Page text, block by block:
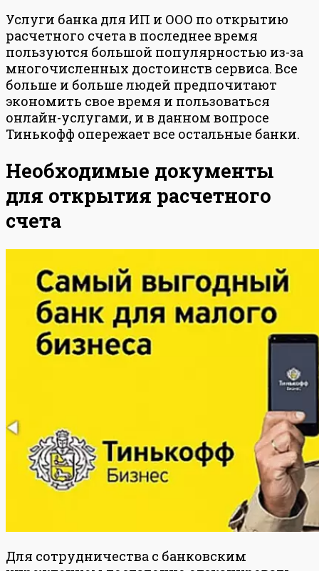
Услуги банка для ИП и ООО по открытию
расчетного счета в последнее время
пользуются большой популярностью из-за
многочисленных достоинств сервиса. Все
больше и больше людей предпочитают
экономить свое время и пользоваться
онлайн-услугами, и в данном вопросе
Тинькофф опережает все остальные банки.
Необходимые документы
для открытия расчетного
счета
Для сотрудничества с банковским